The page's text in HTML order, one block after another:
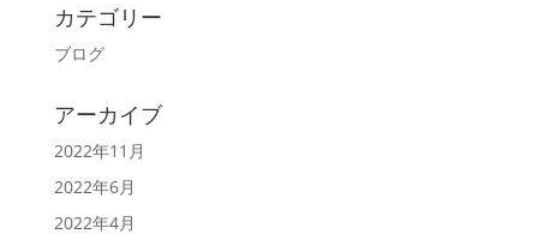
カテゴリー
ブログ
アーカイブ
2022年11月
2022年6月
2022年4月